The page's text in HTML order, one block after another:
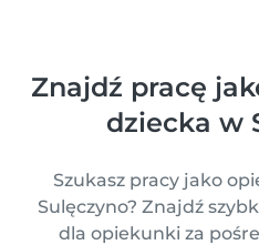
Znajdź pracę
dziecka w
Szukasz pracy jako
Sulęczyno? Znajdź
dla opiekunki za